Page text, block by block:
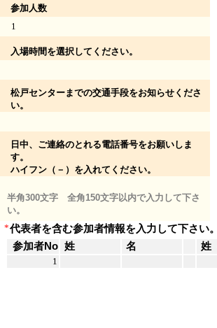
参加人数
1
入場時間を選択してください。
松戸センターまでの交通手段をお知らせくださ
い。
日中、ご連絡のとれる電話番号をお願いしま
す。
ハイフン（－）を入れてください。
半角300文字 全角150文字以内で入力して下さ
い。
*代表者を含む参加者情報を入力して下さい。
参加者No 姓 名 姓
1